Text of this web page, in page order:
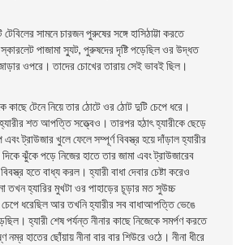
সামনে চারজন পুরুষের সঙ্গে হাসিঠাট্টা করতে
পাজামা স্যুট, পুরুষদের দৃষ্টি পড়েছিল ওর উদ্ধত
ওপরে। তাদের চোখের তারায় সেই ভাবই ছিল।
কাছে টেনে নিয়ে তার ঠোটে ওর ঠোট দুটি চেপে ধরে।
শত আপত্তি সত্ত্বেও। তারপর হঠাৎ হ্যারীকে ছেড়ে
এবং ট্রাউজার খুলে ফেলে সম্পূর্ণ বিবস্ত্র হয়ে দাঁড়াল হ্যারীর
ঝুঁকে পড়ে নিজের হাতে তার জামা এবং ট্রাউজারেব
হতে বাধ্য করল। হ্যারী বাধা দেবার চেষ্টা করেও
তখন হ্যারির মুখটা ওর পাহাড়ের চূড়ার মত সুউচ্চ
ধরেছিল আর তখনি হ্যারীর সব বাধাআপত্তি ভেঙে
হ্যারী শেষ পর্যন্ত নীনার কাছে নিজেকে সমর্পণ করতে
হাতের ছোঁয়ায় নীনা বার বার শিউরে ওঠে। নীনা ধীরে